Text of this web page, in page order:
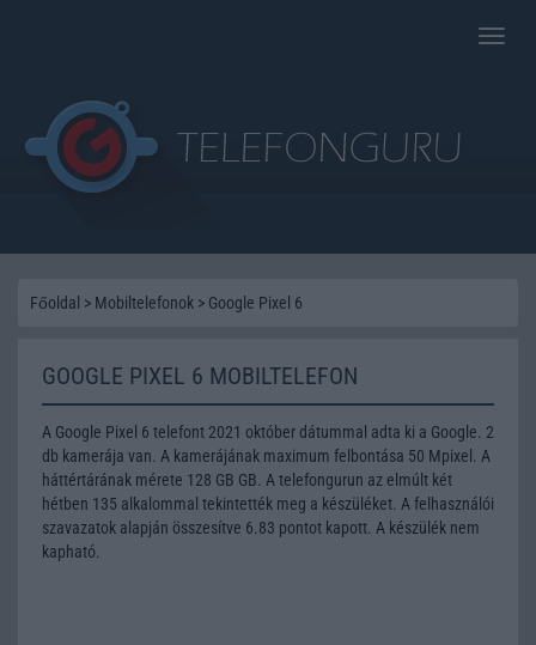
Toggle
Főoldal > Mobiltelefonok > Google Pixel 6
GOOGLE PIXEL 6 MOBILTELEFON
A Google Pixel 6 telefont 2021 október dátummal adta ki a Google. 2
db kamerája van. A kamerájának maximum felbontása 50 Mpixel. A
háttértárának mérete 128 GB GB. A telefongurun az elmúlt két
hétben 135 alkalommal tekintették meg a készüléket. A felhasználói
szavazatok alapján összesítve 6.83 pontot kapott. A készülék nem
kapható.